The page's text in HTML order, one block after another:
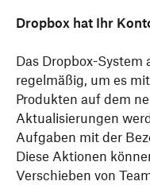
Dropbox hat Ihr
Das Dropbox-
regelmäßig, um es
Produkten auf dem
Aktualisierungen
Aufgaben mit der
Diese Aktionen
Verschieben von